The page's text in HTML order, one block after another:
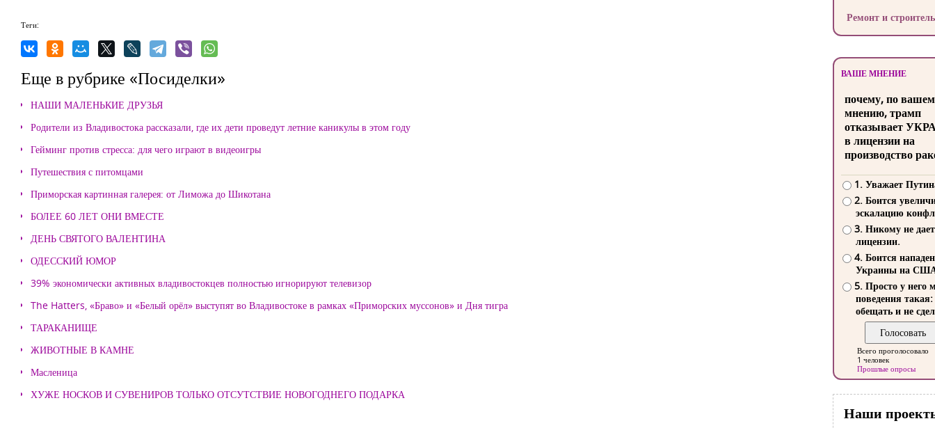
Теги:
Еще в рубрике «Посиделки»
НАШИ МАЛЕНЬКИЕ ДРУЗЬЯ
Родители из Владивостока рассказали, где их дети проведут летние каникулы в этом году
Гейминг против стресса: для чего играют в видеоигры
Путешествия с питомцами
Приморская картинная галерея: от Лиможа до Шикотана
БОЛЕЕ 60 ЛЕТ ОНИ ВМЕСТЕ
ДЕНЬ СВЯТОГО ВАЛЕНТИНА
ОДЕССКИЙ ЮМОР
39% экономически активных владивостокцев полностью игнорируют телевизор
The Hatters, «Браво» и «Белый орёл» выступят во Владивостоке в рамках «Приморских муссонов» и Дня тигра
ТАРАКАНИЩЕ
ЖИВОТНЫЕ В КАМНЕ
Масленица
ХУЖЕ НОСКОВ И СУВЕНИРОВ ТОЛЬКО ОТСУТСТВИЕ НОВОГОДНЕГО ПОДАРКА
Ремонт и
ВАШЕ МНЕНИЕ
почему, по
мнению, трамп
отказывает
в лицензии на
производство
1. Уважает
2. Боится
эскалацию
3. Никому не
лицензии.
4. Боится
Украины на
5. Просто у него
поведения такая:
обещать и не
Всего проголосовало
1 человек
Прошлые опросы
Наши